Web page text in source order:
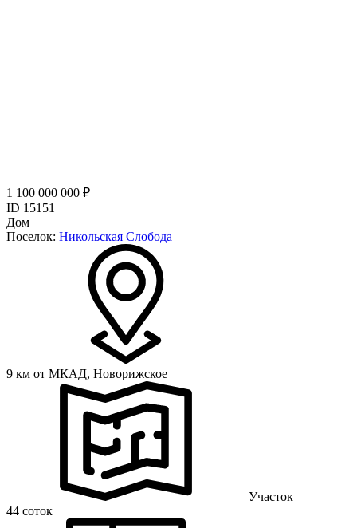
1 100 000 000 ₽
ID 15151
Дом
Поселок: Никольская Слобода
9 км от МКАД, Новорижское
Участок
44 соток